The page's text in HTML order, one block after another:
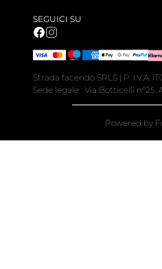
SEGUICI SU
Strada facendo SRLS | P. I.V.A.
Sede legale : Via Botticelli n°25,
Powered by